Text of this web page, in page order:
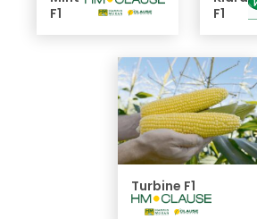
F1
F1
Turbine F1